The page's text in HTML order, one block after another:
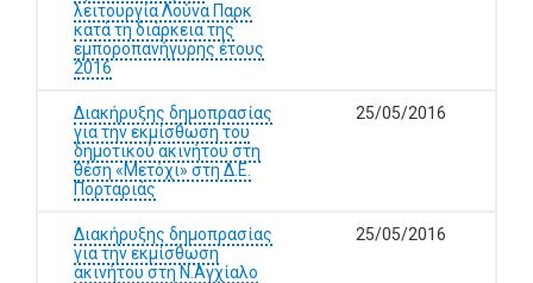
λειτουργία Λούνα Παρκ
κατά τη διάρκεια της
εμποροπανήγυρης έτους
2016
Διακήρυξης δημοπρασίας
για την εκμίσθωση του
δημοτικού ακινήτου στη
θέση «Μετόχι» στη Δ.Ε.
Πορταριάς
25/05/2016
Διακήρυξης δημοπρασίας
για την εκμίσθωση
ακινήτου στη Ν.Αγχίαλο
25/05/2016